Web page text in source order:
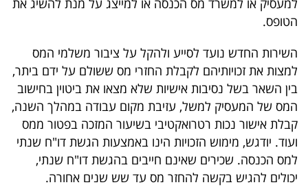
פרסמו
באייס
עקבו
אחרינו:
למעסיק או למשרד מס הכנסה או למייצג על מנת להשיג את
הטופס.
השירות החדש נועד לסייע ולהקל על ציבור משלמי המס
למצות את זכויותיהם לקבלת החזרי מס ששולם על ידם ביתר,
בין השאר בשל נסיבות אישיות שלא מצאו את ביטוין בחישוב
המס של המעסיק למשל, עזיבת מקום עבודה במהלך השנה,
קבלת אישור נכות רטרואקטיבי בשיעור המזכה בפטור ממס
ועוד. יודגש, מימוש הזכויות הינו באמצעות הגשת דו"ח שנתי
למס הכנסה. שכירים שאינם חייבים בהגשת דו"ח שנתי,
יכולים להגיש בקשה להחזר מס עד שש שנים אחורה.